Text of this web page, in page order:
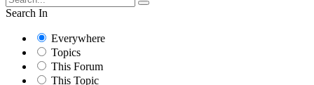
Search In
Everywhere
Topics
This Forum
This Topic